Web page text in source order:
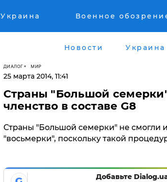
Украина Военное
Новости Украина
ДИАЛОГ МИР
25 марта 2014, 11:41
Страны "Большой
членство в составе G8
Страны "Большой семерки" не смогли
"восьмерки", поскольку такой
Добавьте